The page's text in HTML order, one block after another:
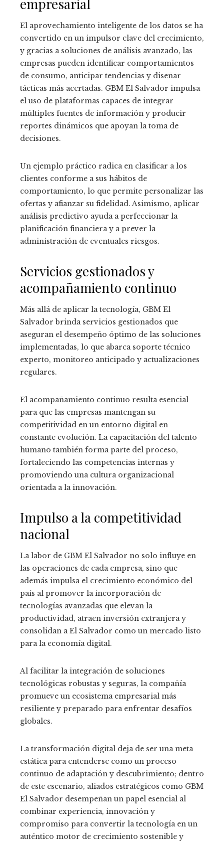
empresarial
El aprovechamiento inteligente de los datos se ha
convertido en un impulsor clave del crecimiento,
y gracias a soluciones de análisis avanzado, las
empresas pueden identificar comportamientos
de consumo, anticipar tendencias y diseñar
tácticas más acertadas. GBM El Salvador impulsa
el uso de plataformas capaces de integrar
múltiples fuentes de información y producir
reportes dinámicos que apoyan la toma de
decisiones.
Un ejemplo práctico radica en clasificar a los
clientes conforme a sus hábitos de
comportamiento, lo que permite personalizar las
ofertas y afianzar su fidelidad. Asimismo, aplicar
análisis predictivo ayuda a perfeccionar la
planificación financiera y a prever la
administración de eventuales riesgos.
Servicios gestionados y
acompañamiento continuo
Más allá de aplicar la tecnología, GBM El
Salvador brinda servicios gestionados que
aseguran el desempeño óptimo de las soluciones
implementadas, lo que abarca soporte técnico
experto, monitoreo anticipado y actualizaciones
regulares.
El acompañamiento continuo resulta esencial
para que las empresas mantengan su
competitividad en un entorno digital en
constante evolución. La capacitación del talento
humano también forma parte del proceso,
fortaleciendo las competencias internas y
promoviendo una cultura organizacional
orientada a la innovación.
Impulso a la competitividad
nacional
La labor de GBM El Salvador no solo influye en
las operaciones de cada empresa, sino que
además impulsa el crecimiento económico del
país al promover la incorporación de
tecnologías avanzadas que elevan la
productividad, atraen inversión extranjera y
consolidan a El Salvador como un mercado listo
para la economía digital.
Al facilitar la integración de soluciones
tecnológicas robustas y seguras, la compañía
promueve un ecosistema empresarial más
resiliente y preparado para enfrentar desafíos
globales.
La transformación digital deja de ser una meta
estática para entenderse como un proceso
continuo de adaptación y descubrimiento; dentro
de este escenario, aliados estratégicos como GBM
El Salvador desempeñan un papel esencial al
combinar experiencia, innovación y
compromiso para convertir la tecnología en un
auténtico motor de crecimiento sostenible y